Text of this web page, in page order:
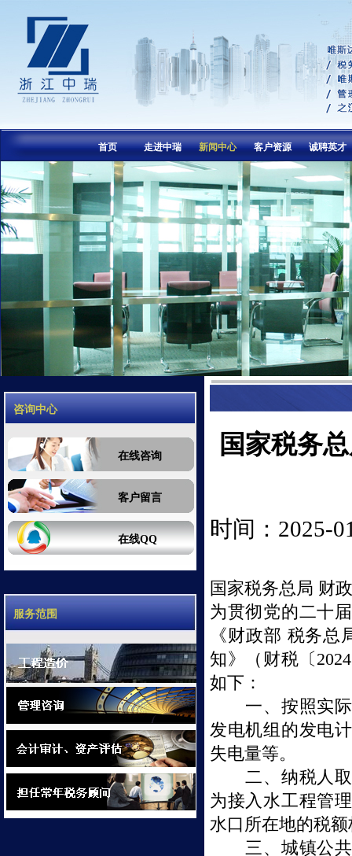
首页 走进中瑞 新闻中心 客户资源 诚聘英才
咨询中心
在线咨询
客户留言
在线QQ
服务范围
国家税务
时间：2025-
国家税务总局 财
为贯彻党的二十
《财政部 税务
知》（财税〔2024
如下：
一、按照实际
发电机组的发电
失电量等。
二、纳税人取
为接入水工程管
水口所在地的税
三、城镇公共